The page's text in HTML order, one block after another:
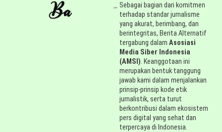
Sebagai bagian dari komitmen
terhadap standar jurnalisme
yang akurat, berimbang, dan
berintegritas, Berita Alternatif
tergabung dalamAsosiasi
Media Siber Indonesia
(AMSI). Keanggotaan ini
merupakan bentuk tanggung
jawab kami dalam menjalankan
prinsip-prinsip kode etik
jurnalistik, serta turut
berkontribusi dalam ekosistem
pers digital yang sehat dan
terpercaya di Indonesia.